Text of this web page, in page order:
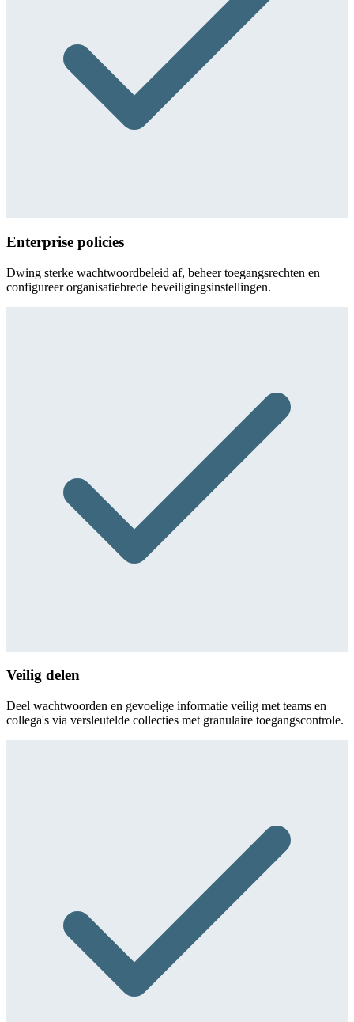
Enterprise policies
Dwing sterke wachtwoordbeleid af, beheer toegangsrechten en
configureer organisatiebrede beveiligingsinstellingen.
Veilig delen
Deel wachtwoorden en gevoelige informatie veilig met teams en
collega's via versleutelde collecties met granulaire toegangscontrole.